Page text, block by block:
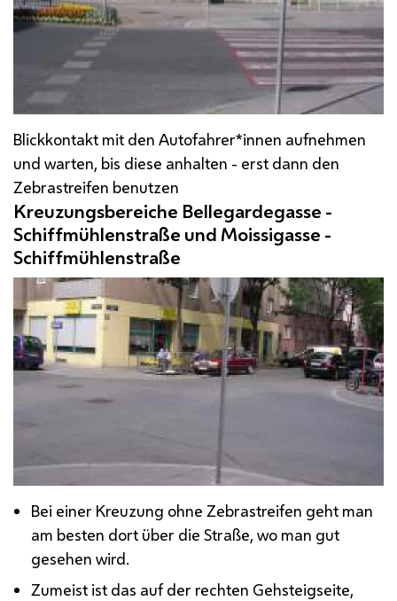
Blickkontakt mit den Autofahrer*innen aufnehmen
und warten, bis diese anhalten - erst dann den
Zebrastreifen benutzen
Kreuzungsbereiche Bellegardegasse -
Schiffmühlenstraße und Moissigasse -
Schiffmühlenstraße
Bei einer Kreuzung ohne Zebrastreifen geht man
am besten dort über die Straße, wo man gut
gesehen wird.
Zumeist ist das auf der rechten Gehsteigseite,